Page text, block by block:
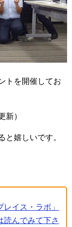
トを開催してお
新）
と嬉しいです。
イス・ラボ」
読んでみて下さ